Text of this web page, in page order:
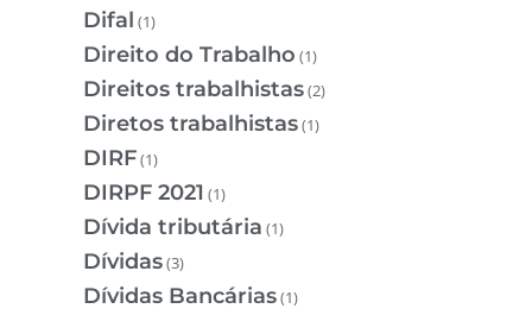
Difal (1)
Direito do Trabalho (1)
Direitos trabalhistas(2)
Diretos trabalhistas(1)
DIRF(1)
DIRPF 2021 (1)
Dívida tributária (1)
Dívidas(3)
Dívidas Bancárias(1)